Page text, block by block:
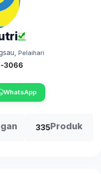
Pelaihari
3066
WhatsApp
335Produk